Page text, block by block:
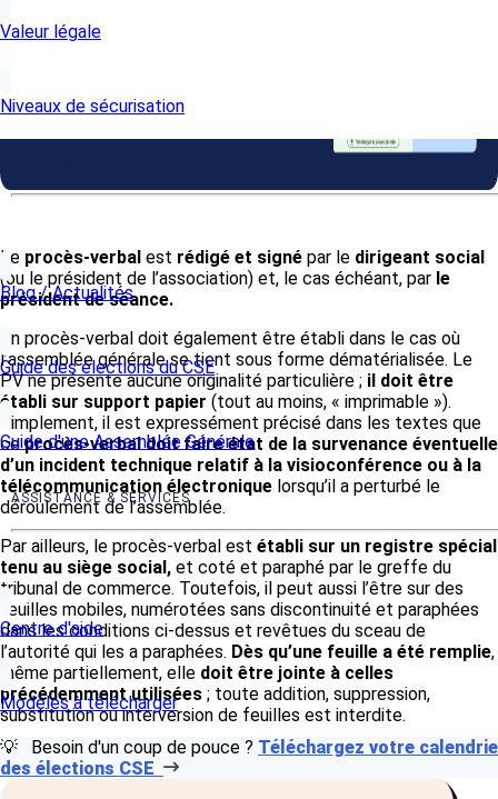
Valeur légale
Niveaux de sécurisation
Blog / Actualités
Guide des élections du CSE
Guide d'une Assemblée Générale
ASSISTANCE & SERVICES
Centre d'aide
Modèles à télécharger
💡 Besoin d'un coup de pouce ? Téléchargez votre
des élections CSE
Le procès-verbal est rédigé et signé par le dirigeant social
(ou le président de l’association) et, le cas échéant, par le
président de séance.
Un procès-verbal doit également être établi dans le cas où
l’assemblée générale se tient sous forme dématérialisée. Le
PV ne présente aucune originalité particulière ; il doit être
établi sur support papier (tout au moins, « imprimable »).
Simplement, il est expressément précisé dans les textes que
ceprocès-verbal doit faire état de la survenance éventuelle
d’un incident technique relatif à la visioconférence ou à la
télécommunication électronique lorsqu’il a perturbé le
déroulement de l’assemblée.
Par ailleurs, le procès-verbal est établi sur un registre spécial
tenu au siège social, et coté et paraphé par le greffe du
tribunal de commerce. Toutefois, il peut aussi l’être sur des
feuilles mobiles, numérotées sans discontinuité et paraphées
dans les conditions ci-dessus et revêtues du sceau de
l’autorité qui les a paraphées. Dès qu’une feuille a été remplie,
même partiellement, elle doit être jointe à celles
précédemment utilisées ; toute addition, suppression,
substitution ou interversion de feuilles est interdite.